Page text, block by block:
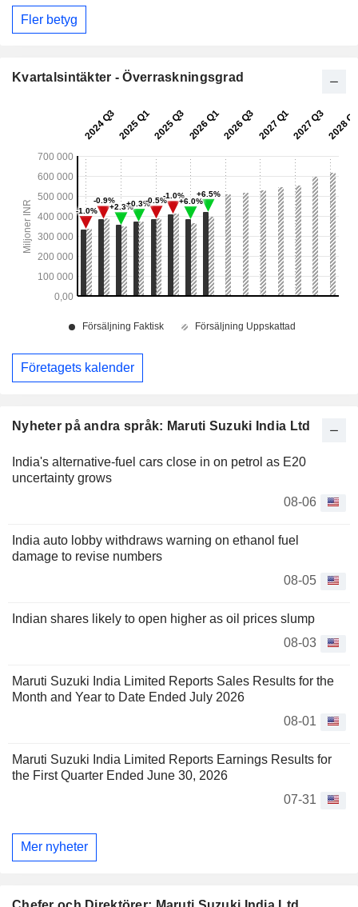
Nyheter på andra språk: Maruti Suzuki India Ltd
India's alternative-fuel cars close in on petrol as E20
uncertainty grows
08-06
India auto lobby withdraws warning on ethanol fuel
damage to revise numbers
08-05
Indian shares likely to open higher as oil prices slump
08-03
Maruti Suzuki India Limited Reports Sales Results for the
Month and Year to Date Ended July 2026
08-01
Maruti Suzuki India Limited Reports Earnings Results for
the First Quarter Ended June 30, 2026
07-31
Mer nyheter
Fler betyg
Kvartalsintäkter - Överraskningsgrad
Företagets kalender